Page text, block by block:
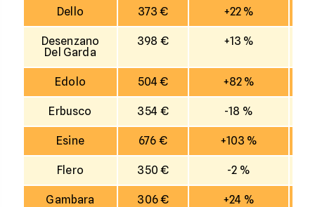
Dello 373 € +22 %
Desenzano
Del Garda
398 € +13 %
Edolo 504 € +82 %
Erbusco 354 € -18 %
Esine 676 € +103 %
Flero 350 € -2 %
Gambara 306 € +24 %